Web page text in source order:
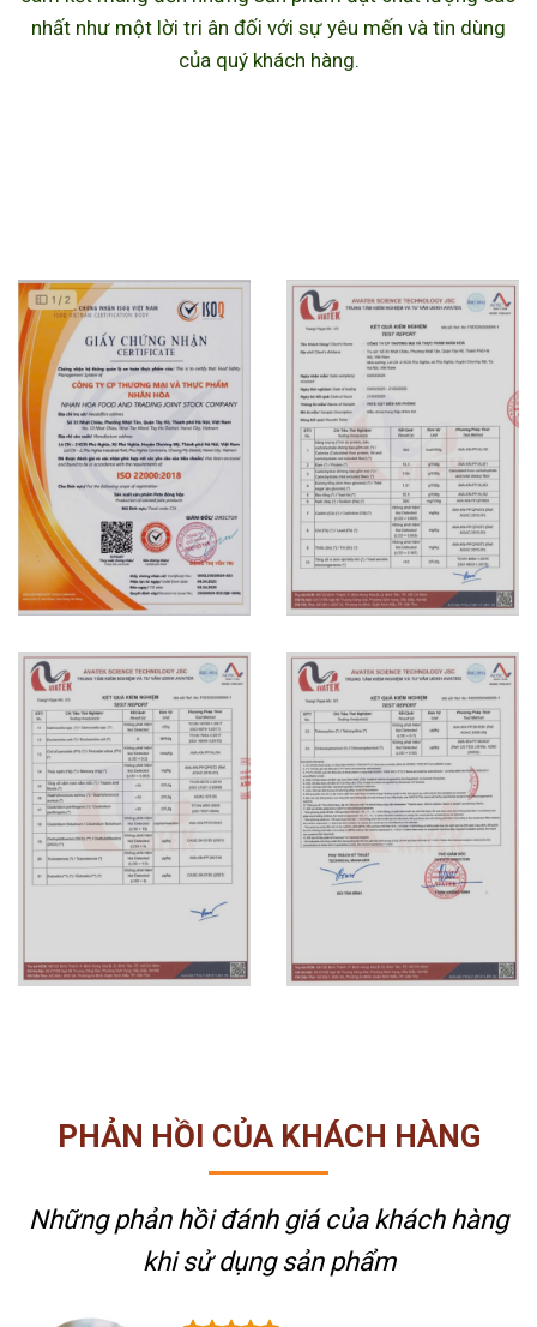
nhất như một lời tri ân đối với sự yêu mến và tin dùng
của quý khách hàng.
PHẢN HỒI CỦA KHÁCH HÀNG
Những phản hồi đánh giá của khách hàng
khi sử dụng sản phẩm